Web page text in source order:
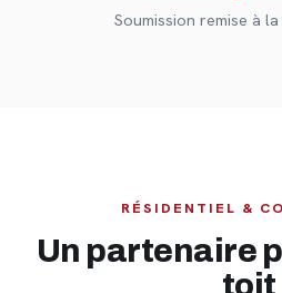
Soumission remise à
RÉSIDENTIEL &
Un partenaire
toit